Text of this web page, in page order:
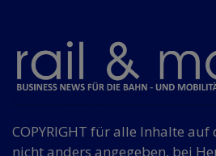
COPYRIGHT für alle Inhalte auf
nicht anders angegeben, bei